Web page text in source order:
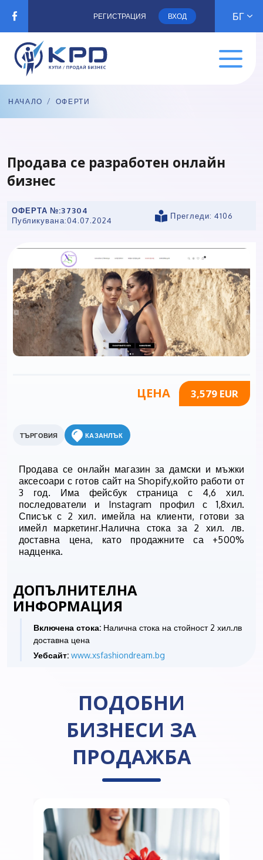
РЕГИСТРАЦИЯ ВХОД БГ
НАЧАЛО / ОФЕРТИ
Продава се разработен онлайн
бизнес
ОФЕРТА №:37304
Публикувана:04.07.2024
Прегледи: 4106
ЦЕНА 3,579 EUR
ТЪРГОВИЯ КАЗАНЛЪК
Продава се онлайн магазин за дамски и мъжки
аксесоари с готов сайт на Shopify,който работи от
3 год. Има фейсбук страница с 4,6 хил.
последователи и Instagram профил с 1,8хил.
Списък с 2 хил. имейла на клиенти, готови за
имейл маркетинг.Налична стока за 2 хил. лв.
доставна цена, като продажните са +500%
надценка.
ДОПЪЛНИТЕЛНА
ИНФОРМАЦИЯ
Включена стока: Налична стока на стойност 2 хил.лв
доставна цена
Уебсайт: www.xsfashiondream.bg
ПОДОБНИ
БИЗНЕСИ ЗА
ПРОДАЖБА